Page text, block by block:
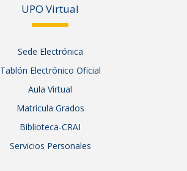
UPO Virtual
Sede Electrónica
Tablón Electrónico Oficial
Aula Virtual
Matrícula Grados
Biblioteca-CRAI
Servicios Personales